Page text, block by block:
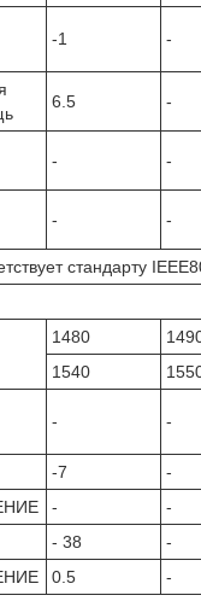
-1 -
6.5 -
- -
- -
стандарту
1480
1540
- -
-7
-
-
-
- 38
-
0.5 -